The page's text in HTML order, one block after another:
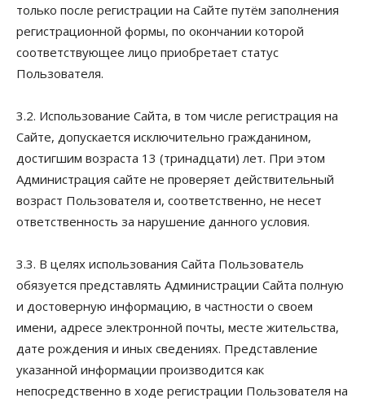
только после регистрации на Сайте путём заполнения
регистрационной формы, по окончании которой
соответствующее лицо приобретает статус
Пользователя.
3.2. Использование Сайта, в том числе регистрация на
Сайте, допускается исключительно гражданином,
достигшим возраста 13 (тринадцати) лет. При этом
Администрация сайте не проверяет действительный
возраст Пользователя и, соответственно, не несет
ответственность за нарушение данного условия.
3.3. В целях использования Сайта Пользователь
обязуется представлять Администрации Сайта полную
и достоверную информацию, в частности о своем
имени, адресе электронной почты, месте жительства,
дате рождения и иных сведениях. Представление
указанной информации производится как
непосредственно в ходе регистрации Пользователя на